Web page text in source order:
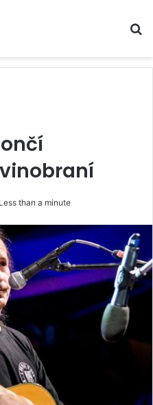
Less than a minute